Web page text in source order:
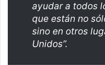
ayudar a todos
que están no
sino en otros
Unidos”.